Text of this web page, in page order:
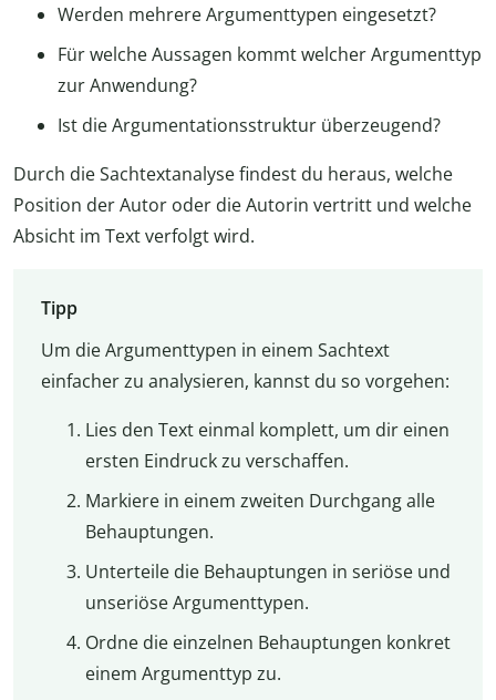
Werden mehrere Argumenttypen eingesetzt?
Für welche Aussagen kommt welcher Argumenttyp
zur Anwendung?
Ist die Argumentationsstruktur überzeugend?
Durch die Sachtextanalyse findest du heraus, welche
Position der Autor oder die Autorin vertritt und welche
Absicht im Text verfolgt wird.
Tipp
Um die Argumenttypen in einem Sachtext
einfacher zu analysieren, kannst du so vorgehen:
Lies den Text einmal komplett, um dir einen
ersten Eindruck zu verschaffen.
Markiere in einem zweiten Durchgang alle
Behauptungen.
Unterteile die Behauptungen in seriöse und
unseriöse Argumenttypen.
Ordne die einzelnen Behauptungen konkret
einem Argumenttyp zu.